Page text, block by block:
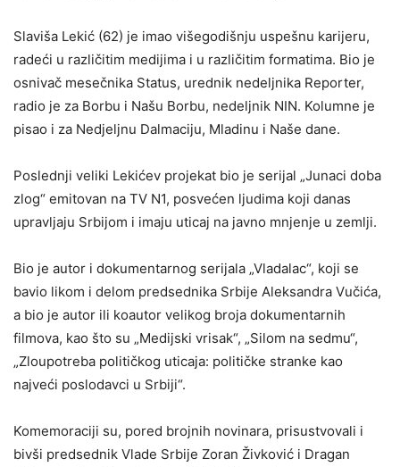
Slaviša Lekić (62) je imao višegodišnju uspešnu karijeru,
radeći u različitim medijima i u različitim formatima. Bio je
osnivač mesečnika Status, urednik nedeljnika Reporter,
radio je za Borbu i Našu Borbu, nedeljnik NIN. Kolumne je
pisao i za Nedjeljnu Dalmaciju, Mladinu i Naše dane.
Poslednji veliki Lekićev projekat bio je serijal „Junaci doba
zlog“ emitovan na TV N1, posvećen ljudima koji danas
upravljaju Srbijom i imaju uticaj na javno mnjenje u zemlji.
Bio je autor i dokumentarnog serijala „Vladalac“, koji se
bavio likom i delom predsednika Srbije Aleksandra Vučića,
a bio je autor ili koautor velikog broja dokumentarnih
filmova, kao što su „Medijski vrisak“, „Silom na sedmu“,
„Zloupotreba političkog uticaja: političke stranke kao
najveći poslodavci u Srbiji“.
Komemoraciji su, pored brojnih novinara, prisustvovali i
bivši predsednik Vlade Srbije Zoran Živković i Dragan